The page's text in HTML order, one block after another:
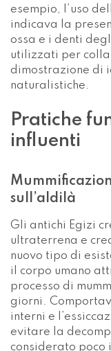
esempio, l’uso
indicava la
ossa e i denti
utilizzati per
dimostrazione di
naturalistiche.
Pratiche
influenti
sull’aldilà
Gli antichi Egizi
ultraterrena e
nuovo tipo di
il corpo umano
processo di
giorni.
interni e
evitare la
considerato poco